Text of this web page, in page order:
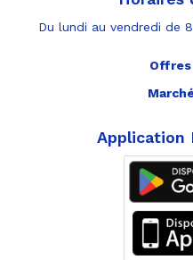
Du lundi au vendredi de
Offres
Application